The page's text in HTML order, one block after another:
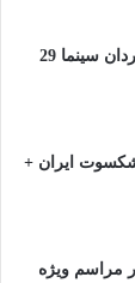
درگذشت رضا امینیان دستیار کارگردان سینما 29
ایران +
مراسم ویژه